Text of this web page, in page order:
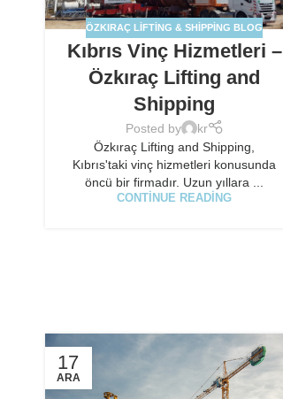
ÖZKIRAÇ LIFTING & SHIPPING BLOG
Kıbrıs Vinç Hizmetleri –
Özkıraç Lifting and
Shipping
Posted by
kr
Özkıraç Lifting and Shipping,
Kıbrıs'taki vinç hizmetleri konusunda
öncü bir firmadır. Uzun yıllara ...
CONTINUE READING
17
ARA